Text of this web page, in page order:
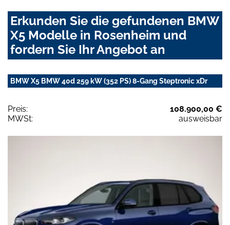
Erkunden Sie die gefundenen BMW
X5 Modelle in Rosenheim und
fordern Sie Ihr Angebot an
BMW X5 BMW 40d 259 kW (352 PS) 8-Gang Steptronic xDr
Preis:
108.900,00 €
MWSt:
ausweisbar